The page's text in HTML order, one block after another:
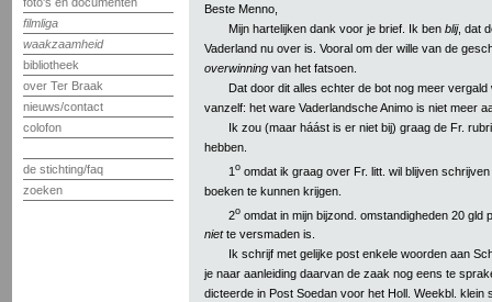
filmliga
waakzaamheid
bibliotheek
over Ter Braak
nieuws/contact
colofon
de stichting/faq
zoeken
Beste Menno,
Mijn hartelijken dank voor je brief. Ik ben blij, dat
Vaderland nu over is. Vooral om der wille van de
overwinning van het fatsoen.
Dat door dit alles echter de bot nog meer
vanzelf: het ware Vaderlandsche Animo is niet meer
Ik zou (maar háást is er niet bij) graag de Fr.
hebben.
1 o omdat ik graag over Fr. litt. wil blijven
boeken te kunnen krijgen.
2o omdat in mijn bijzond. omstandigheden 20 gld
niette versmaden is.
Ik schrijf met gelijke post enkele woorden aan
je naar aanleiding daarvan de zaak nog eens te
dicteerde in Post Soedan voor het Holl. Weekbl. klein